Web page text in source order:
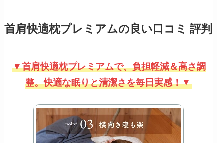
首肩快適枕プレミアムの良い口コミ 評判
▼首肩快適枕プレミアムで、負担軽減＆高さ調
整。快適な眠りと清潔さを毎日実感！▼